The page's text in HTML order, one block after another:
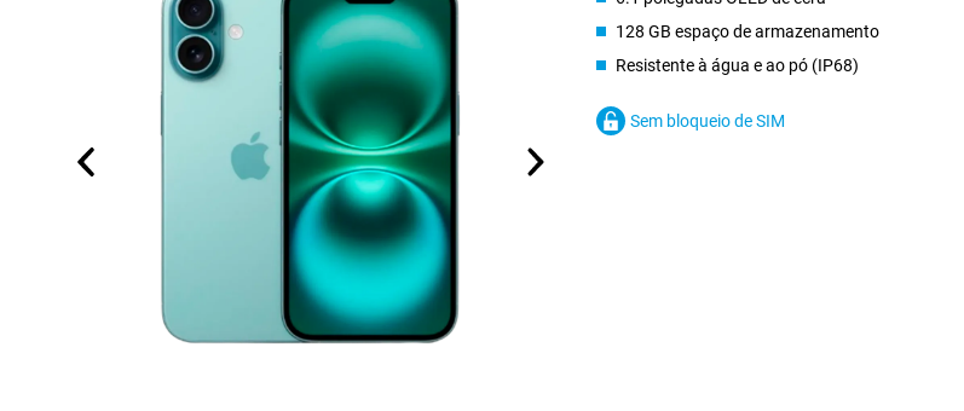
128 GB espaço de armazenamento
Resistente à água e ao pó (IP68)
Sem bloqueio de SIM